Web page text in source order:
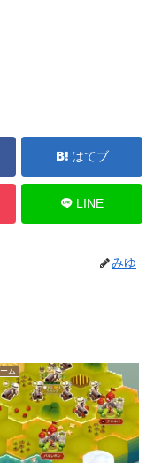
はてブ
LINE
みゆ
ム